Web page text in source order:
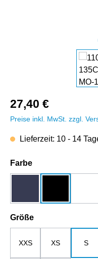
27,40 €
Preise inkl. MwSt. zzgl.
Lieferzeit: 10 - 14
Farbeauswählen
Größeauswählen
XXS XS S